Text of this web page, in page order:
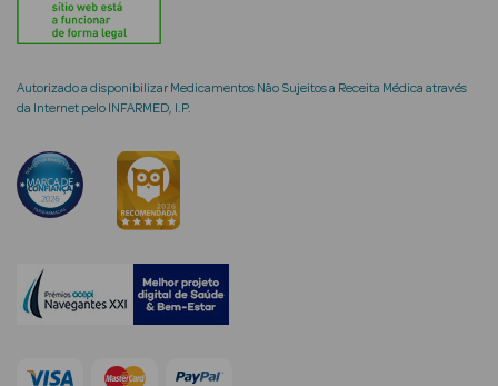
Rosto e
Ver Tudo
Cosmética
Hidratantes
Creme de Olhos
envelhecimento
Autorizado a disponibilizar Medicamentos Não Sujeitos a Receita Médica através
da Internet pelo INFARMED, I.P.